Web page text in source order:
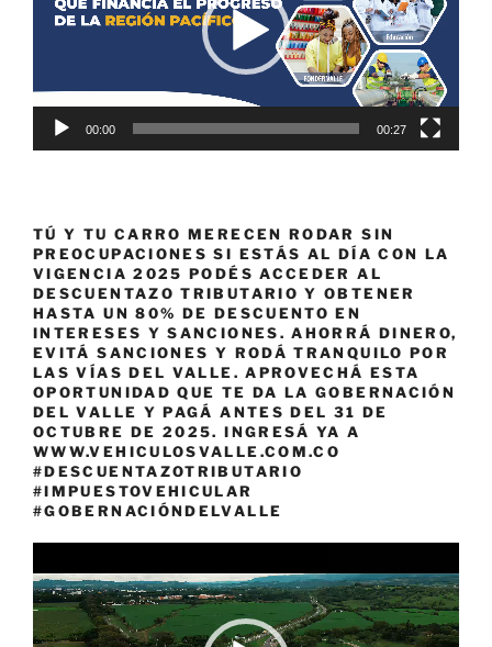
00:00 00:27
TÚ Y TU CARRO MERECEN RODAR SIN
PREOCUPACIONES SI ESTÁS AL DÍA CON LA
VIGENCIA 2025 PODÉS ACCEDER AL
DESCUENTAZO TRIBUTARIO Y OBTENER
HASTA UN 80% DE DESCUENTO EN
INTERESES Y SANCIONES. AHORRÁ DINERO,
EVITÁ SANCIONES Y RODÁ TRANQUILO POR
LAS VÍAS DEL VALLE. APROVECHÁ ESTA
OPORTUNIDAD QUE TE DA LA GOBERNACIÓN
DEL VALLE Y PAGÁ ANTES DEL 31 DE
OCTUBRE DE 2025. INGRESÁ YA A
WWW.VEHICULOSVALLE.COM.CO
#DESCUENTAZOTRIBUTARIO
#IMPUESTOVEHICULAR
#GOBERNACIÓNDELVALLE
de
vídeo